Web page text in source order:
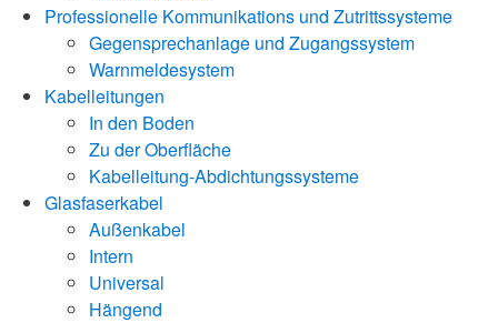
Professionelle Kommunikations und Zutrittssysteme
Gegensprechanlage und Zugangssystem
Warnmeldesystem
Kabelleitungen
In den Boden
Zu der Oberfläche
Kabelleitung-Abdichtungssysteme
Glasfaserkabel
Außenkabel
Intern
Universal
Hängend